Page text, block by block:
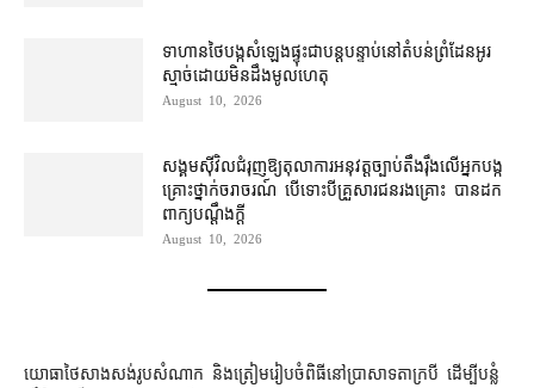
ទាហាន​ថៃ​បង្ក​សំឡេង​ផ្ទុះ​ជា​បន្តបន្ទាប់​នៅ​តំបន់​ព្រំដែន​អូរ​
ស្មាច់​ដោយ​មិនដឹង​មូលហេតុ
August 10, 2026
សង្គម​ស៊ីវិល​ជំរុញ​ឱ្យ​តុលាការ​អនុវត្ត​ច្បាប់​តឹងរ៉ឹង​លើ​អ្នក​បង្ក​
គ្រោះថ្នាក់​ចរាចរណ៍ បើ​ទោះ​បី​គ្រួសារ​ជនរងគ្រោះ បាន​ដក​
ពាក្យបណ្ដឹង​ក្ដី
August 10, 2026
យោធា​ថៃ​សាងសង់​រូប​សំណាក និង​ត្រៀម​រៀបចំ​ពិធី​នៅ​ប្រាសាទ​តា​ក្របី ដើម្បី​បន្លំ​